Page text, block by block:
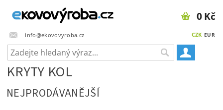
info@ekovovyroba.cz CZK EUR
0 Kč
KRYTY KOL
NEJPRODÁVANĚJŠÍ